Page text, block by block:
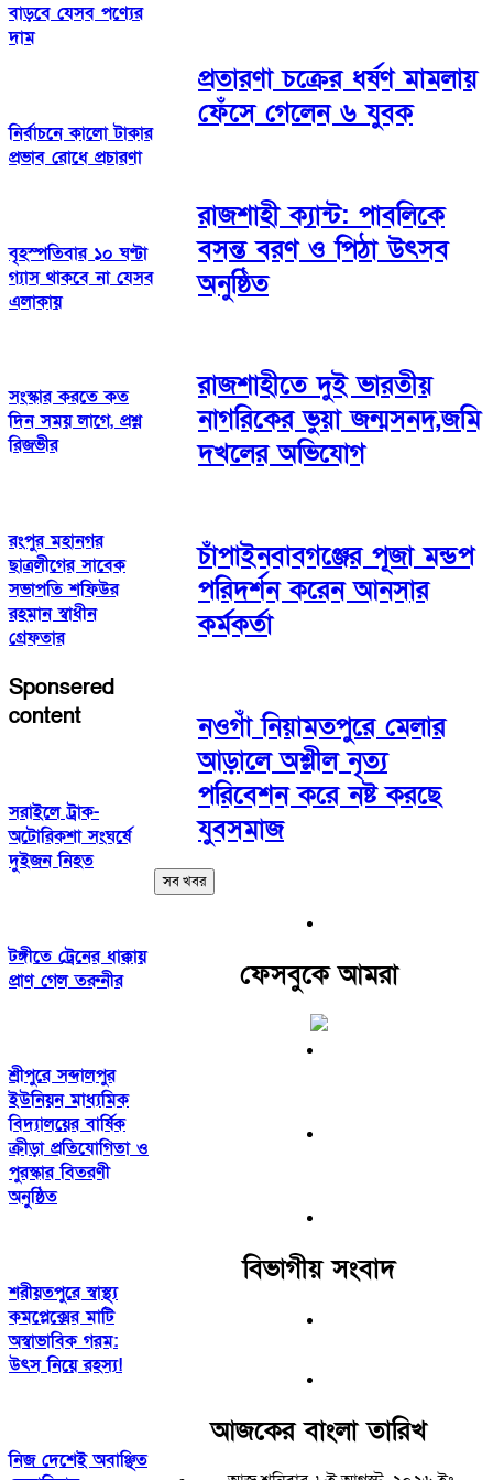
বাড়বে যেসব পণ্যের
দাম
নির্বাচনে কালো টাকার
প্রভাব রোধে প্রচারণা
বৃহস্পতিবার ১০ ঘণ্টা
গ্যাস থাকবে না যেসব
এলাকায়
সংস্কার করতে কত
দিন সময় লাগে, প্রশ্ন
রিজভীর
রংপুর মহানগর
ছাত্রলীগের সাবেক
সভাপতি শফিউর
রহমান স্বাধীন
গ্রেফতার
Sponsered
content
সরাইলে ট্রাক-
অটোরিকশা সংঘর্ষে
দুইজন নিহত
টঙ্গীতে ট্রেনের ধাক্কায়
প্রাণ গেল তরুনীর
শ্রীপুরে সব্দালপুর
ইউনিয়ন মাধ্যমিক
বিদ্যালয়ের বার্ষিক
ক্রীড়া প্রতিযোগিতা ও
পুরস্কার বিতরণী
অনুষ্ঠিত
শরীয়তপুরে স্বাস্থ্য
কমপ্লেক্সের মাটি
অস্বাভাবিক গরম:
উৎস নিয়ে রহস্য!
নিজ দেশেই অবাঞ্ছিত
প্রতারণা চক্রের ধর্ষণ মামলায়
ফেঁসে গেলেন ৬ যুবক
রাজশাহী ক্যান্ট: পাবলিকে
বসন্ত বরণ ও পিঠা উৎসব
অনুষ্ঠিত
রাজশাহীতে দুই ভারতীয়
নাগরিকের ভুয়া জন্মসনদ,জমি
দখলের অভিযোগ
চাঁপাইনবাবগঞ্জের পূজা মন্ডপ
পরিদর্শন করেন আনসার
কর্মকর্তা
নওগাঁ নিয়ামতপুরে মেলার
আড়ালে অশ্লীল নৃত্য
পরিবেশন করে নষ্ট করছে
যুবসমাজ
সব খবর
ফেসবুকে আমরা
বিভাগীয় সংবাদ
আজকের বাংলা তারিখ